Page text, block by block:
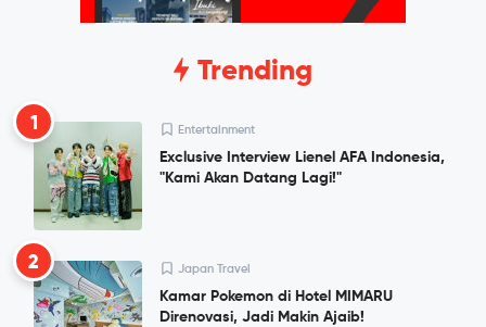
Trending
1 Entertainment
Exclusive Interview Lienel AFA Indonesia,
"Kami Akan Datang Lagi!"
2 Japan Travel
Kamar Pokemon di Hotel MIMARU
Direnovasi, Jadi Makin Ajaib!